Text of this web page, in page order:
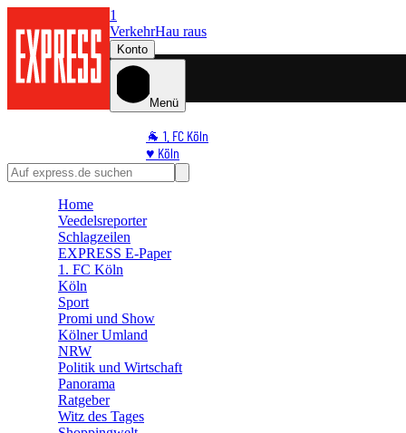
1
VerkehrHau raus
Konto
Menü
🐐 1. FC Köln
♥️ Köln
⭐ Promi
🛒 Shoppingwelt
Home
Veedelsreporter
Schlagzeilen
EXPRESS E-Paper
1. FC Köln
Köln
Sport
Promi und Show
Kölner Umland
NRW
Politik und Wirtschaft
Panorama
Ratgeber
Witz des Tages